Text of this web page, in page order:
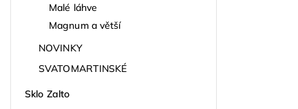
Malé láhve
Magnum a větší
NOVINKY
SVATOMARTINSKÉ
Sklo Zalto